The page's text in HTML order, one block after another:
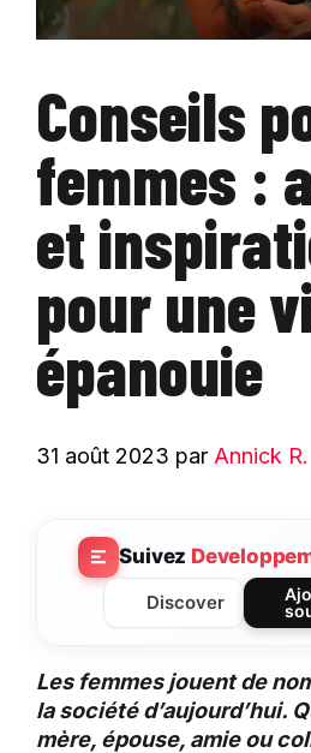
Conseils
femmes :
et
pour une
épanouie
31 août 2023 par Annick R.
Suivez
Discover
Les femmes jouent de
la société d’aujourd’hui.
mère, épouse, amie ou